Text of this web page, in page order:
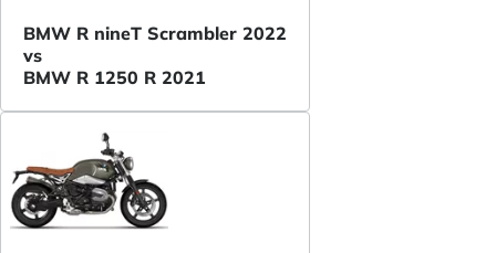
BMW R nineT Scrambler 2022
vs
BMW R 1250 R 2021